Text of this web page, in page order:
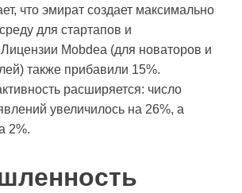
что эмират создает максимально
для стартапов и
Mobdea (для новаторов и
также прибавили 15%.
расширяется: число
увеличилось на 26%, а
2%.